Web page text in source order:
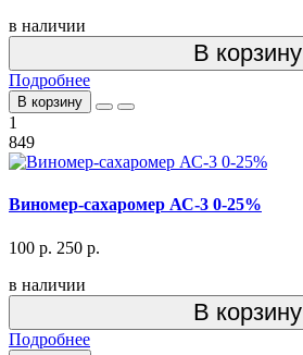
в наличии
В корзину
Подробнее
В корзину
1
849
Виномер-сахаромер АС-3 0-25%
100 р. 250 р.
в наличии
В корзину
Подробнее